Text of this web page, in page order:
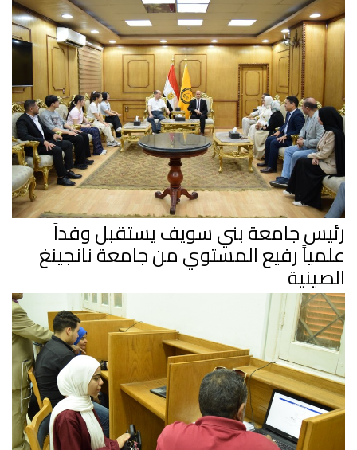
رئيس جامعة بني سويف يستقبل وفداً
علمياً رفيع المستوي من جامعة نانجينغ
الصينية